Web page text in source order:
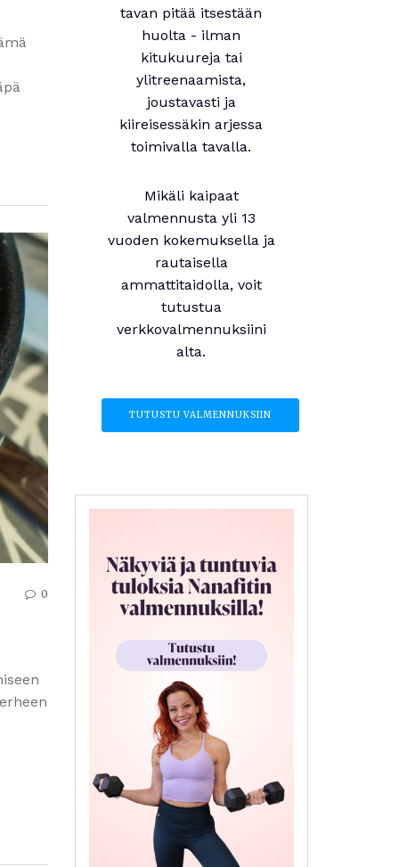
0
tavan pitää itsestään
huolta - ilman
kitukuureja tai
ylitreenaamista,
joustavasti ja
kiireisessäkin arjessa
toimivalla tavalla.
Mikäli kaipaat
valmennusta yli 13
vuoden kokemuksella ja
rautaisella
ammattitaidolla, voit
tutustua
verkkovalmennuksiini
alta.
TUTUSTU VALMENNUKSIIN